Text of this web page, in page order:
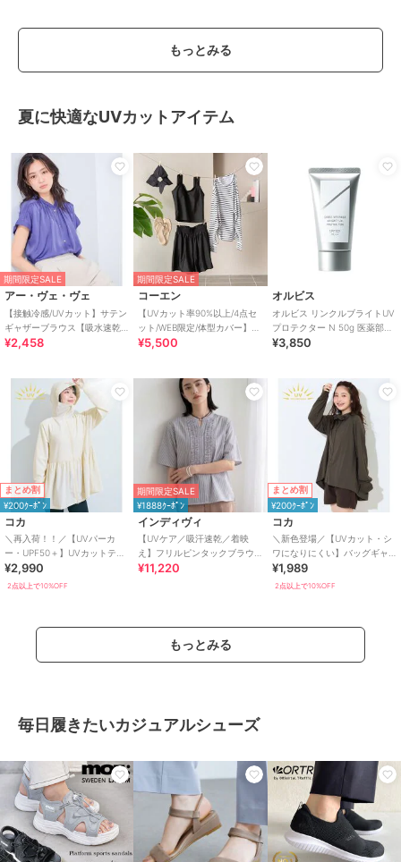
もっとみる
夏に快適なUVカットアイテム
期間限定SALE
アー・ヴェ・ヴェ
【接触冷感/UVカット】サテン
ギャザーブラウス【吸水速乾/
イージーケア】
¥2,458
期間限定SALE
コーエン
【UVカット率90%以上/4点セ
ット/WEB限定/体型カバー】シ
ュシュ付きアソートスイムウ
¥5,500
オルビス
オルビス リンクルブライトUV
プロテクター N 50g 医薬部外
品（顔用日焼け止め）
¥3,850
まとめ割
¥200ｸｰﾎﾟﾝ
コカ
＼再入荷！！／【UVパーカ
ー・UPF50＋】UVカットティ
アードパーカー 全4色
¥2,990
2点以上で10%OFF
期間限定SALE
¥1888ｸｰﾎﾟﾝ
インディヴィ
【UVケア／吸汗速乾／着映
え】フリルピンタックブラウ
ス
¥11,220
まとめ割
¥200ｸｰﾎﾟﾝ
コカ
＼新色登場／【UVカット・シ
ワになりにくい】バッグギャ
ザーUVパーカー 全4色
¥1,989
2点以上で10%OFF
もっとみる
毎日履きたいカジュアルシューズ